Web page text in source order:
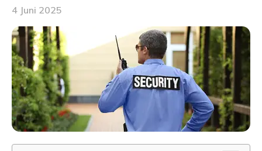
4 Juni 2025